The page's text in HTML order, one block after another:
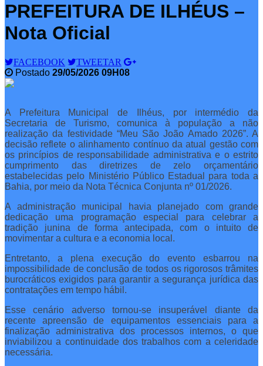
PREFEITURA DE ILHÉUS –
Nota Oficial
FACEBOOK
TWEETAR
Postado 29/05/2026 09H08
A Prefeitura Municipal de Ilhéus, por intermédio da
Secretaria de Turismo, comunica à população a não
realização da festividade “Meu São João Amado 2026”. A
decisão reflete o alinhamento contínuo da atual gestão com
os princípios de responsabilidade administrativa e o estrito
cumprimento das diretrizes de zelo orçamentário
estabelecidas pelo Ministério Público Estadual para toda a
Bahia, por meio da Nota Técnica Conjunta nº 01/2026.
A administração municipal havia planejado com grande
dedicação uma programação especial para celebrar a
tradição junina de forma antecipada, com o intuito de
movimentar a cultura e a economia local.
Entretanto, a plena execução do evento esbarrou na
impossibilidade de conclusão de todos os rigorosos trâmites
burocráticos exigidos para garantir a segurança jurídica das
contratações em tempo hábil.
Esse cenário adverso tornou-se insuperável diante da
recente apreensão de equipamentos essenciais para a
finalização administrativa dos processos internos, o que
inviabilizou a continuidade dos trabalhos com a celeridade
necessária.